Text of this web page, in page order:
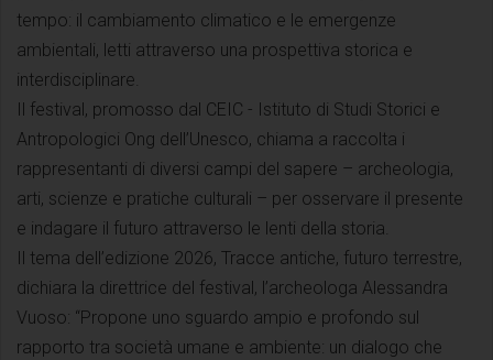
tempo: il cambiamento climatico e le emergenze
ambientali, letti attraverso una prospettiva storica e
interdisciplinare.
Il festival, promosso dal CEIC - Istituto di Studi Storici e
Antropologici Ong dell’Unesco, chiama a raccolta i
rappresentanti di diversi campi del sapere – archeologia,
arti, scienze e pratiche culturali – per osservare il presente
e indagare il futuro attraverso le lenti della storia.
Il tema dell’edizione 2026, Tracce antiche, futuro terrestre,
dichiara la direttrice del festival, l’archeologa Alessandra
Vuoso: “Propone uno sguardo ampio e profondo sul
rapporto tra società umane e ambiente: un dialogo che